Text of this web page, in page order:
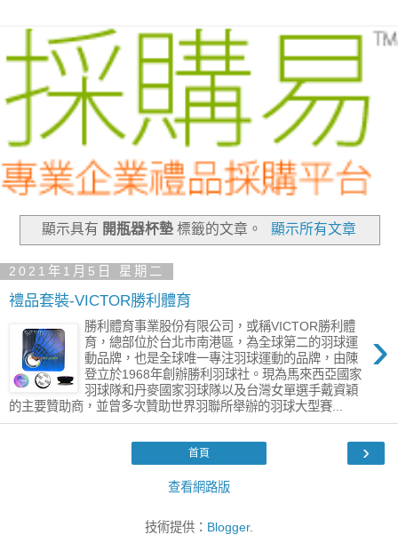
顯示具有 開瓶器杯墊標籤的文章。 顯示所有文章
2021年1月5日 星期二
禮品套裝-VICTOR勝利體育
›
勝利體育事業股份有限公司，或稱VICTOR勝利體
育，總部位於台北市南港區，為全球第二的羽球運
動品牌，也是全球唯一專注羽球運動的品牌，由陳
登立於1968年創辦勝利羽球社。現為馬來西亞國家
羽球隊和丹麥國家羽球隊以及台灣女單選手戴資穎
的主要贊助商，並曾多次贊助世界羽聯所舉辦的羽球大型賽...
›
首頁
查看網路版
技術提供： Blogger.